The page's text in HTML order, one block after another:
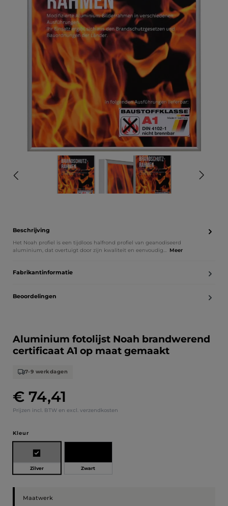
Beschrijving
Het Noah profiel is een tijdloos halfrond profiel van geanodiseerd
aluminium, dat overtuigt door zijn kwaliteit en eenvoudig… Meer
Fabrikantinformatie
Beoordelingen
Aluminium fotolijst Noah brandwerend
certificaat A1 op maat gemaakt
Normale prijs:
€ 74,41
Prijzen incl. BTW en excl. verzendkosten
7-9 werkdagen
Selecteer
Kleur
Zilver Zwart
Maatwerk